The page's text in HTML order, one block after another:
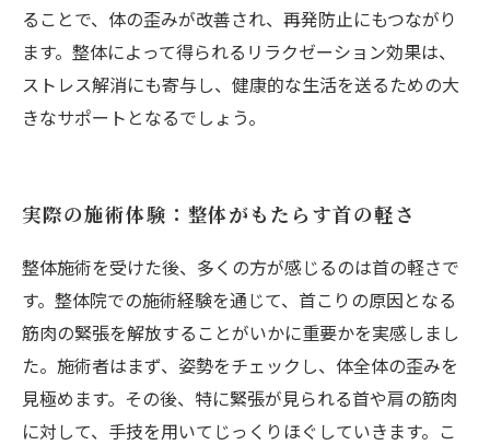
ることで、体の歪みが改善され、再発防止にもつながり
ます。整体によって得られるリラクゼーション効果は、
ストレス解消にも寄与し、健康的な生活を送るための大
きなサポートとなるでしょう。
実際の施術体験：整体がもたらす首の軽さ
整体施術を受けた後、多くの方が感じるのは首の軽さで
す。整体院での施術経験を通じて、首こりの原因となる
筋肉の緊張を解放することがいかに重要かを実感しまし
た。施術者はまず、姿勢をチェックし、体全体の歪みを
見極めます。その後、特に緊張が見られる首や肩の筋肉
に対して、手技を用いてじっくりほぐしていきます。こ